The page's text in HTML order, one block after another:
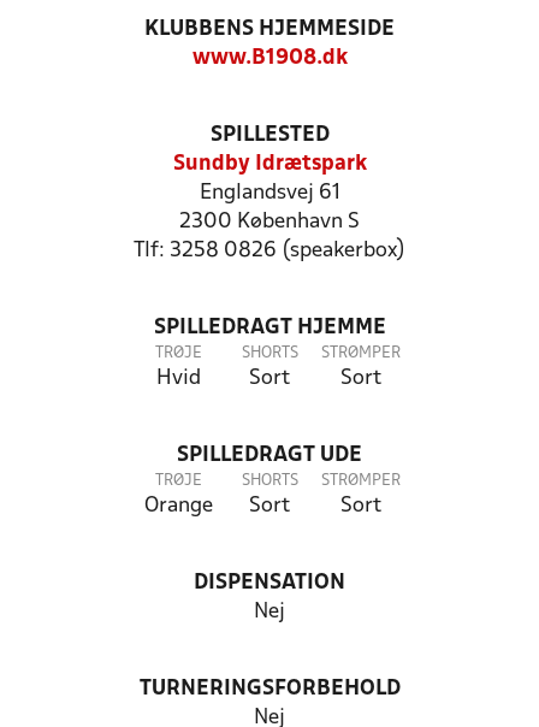
KLUBBENS HJEMMESIDE
www.B1908.dk
SPILLESTED
Sundby Idrætspark
Englandsvej 61
2300 København S
Tlf: 3258 0826 (speakerbox)
SPILLEDRAGT HJEMME
TRØJE
Hvid
SHORTS
Sort
STRØMPER
Sort
SPILLEDRAGT UDE
TRØJE
Orange
SHORTS
Sort
STRØMPER
Sort
DISPENSATION
Nej
TURNERINGSFORBEHOLD
Nej